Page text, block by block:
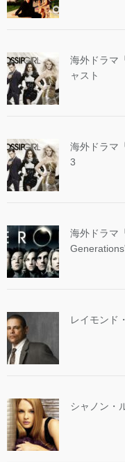
海外ドラマ
ャスト
海外ドラマ
3
海外ドラマ
レイモンド
シャノン・